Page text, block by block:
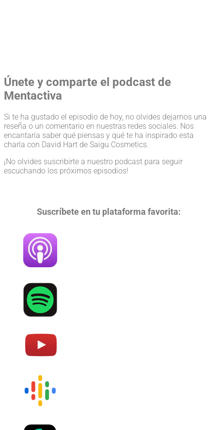
Únete y comparte el podcast de
Mentactiva
Si te ha gustado el episodio de hoy, no olvides dejarnos una
reseña o un comentario en nuestras redes sociales. Nos
encantaría saber qué piensas y qué te ha inspirado esta
charla con David Hart de Saigu Cosmetics.
¡No olvides suscribirte a nuestro podcast para seguir
escuchando los próximos episodios!
Suscríbete en tu plataforma favorita: